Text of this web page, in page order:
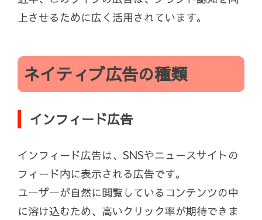
上させるために広く活用されています。
ネイティブ広告の種類
インフィード広告
インフィード広告は、SNSやニュースサイトの
フィード内に表示される広告です。
ユーザーが自然に閲覧しているコンテンツの中
に溶け込むため、高いクリック率が期待できま